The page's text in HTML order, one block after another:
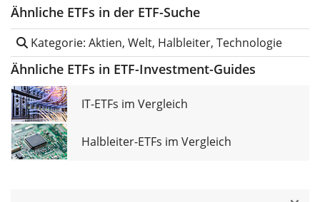
Ähnliche ETFs in der ETF-Suche
Kategorie: Aktien, Welt, Halbleiter, Technologie
Ähnliche ETFs in ETF-Investment-Guides
IT-ETFs im Vergleich
Halbleiter-ETFs im Vergleich